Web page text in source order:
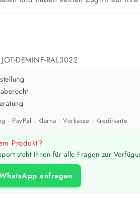
aufgerundet.
JOT-DEMINF-RAL3022
· PayPal · Klarna · Vorkasse · Kreditkarte
Produkt?
steht Ihnen für alle Fragen zur
anfragen